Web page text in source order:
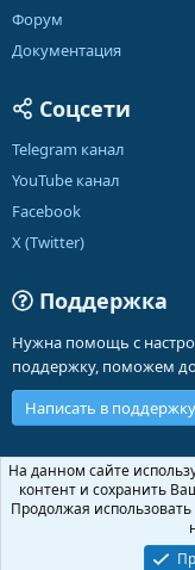
Форум
Документация
Соцсети
Telegram канал
YouTube канал
Facebook
X (Twitter)
Поддержка
Нужна помощь с
поддержку, поможем
Написать в поддержку
Russian (RU)
Обратная связь
Политика
Community platform by
На данном сайте
контент и сохранить
Продолжая